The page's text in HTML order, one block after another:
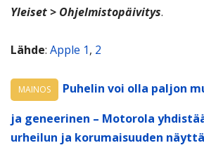
Yleiset > Ohjelmistopäivitys.
Lähde: Apple 1, 2
MAINOS
Puhelin voi olla paljon
ja geneerinen – Motorola
urheilun ja korumaisuuden